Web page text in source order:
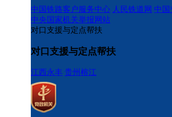
中国铁路客户服务中心 人民铁道网 中国
中央国家机关举报网站
对口支援与定点帮扶
对口支援与定点帮扶
江西永丰 贵州榕江